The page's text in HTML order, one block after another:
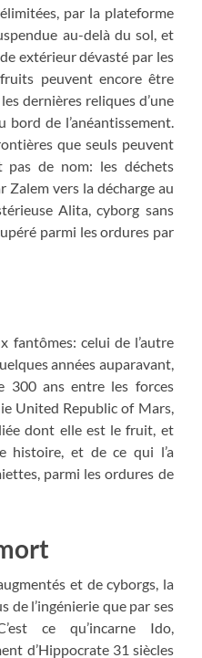
par la plateforme
au-delà du sol, et
extérieur dévasté par les
peuvent encore être
dernières reliques d’une
de l’anéantissement.
que seuls peuvent
pas de nom: les déchets
Zalem vers la décharge au
Alita, cyborg sans
parmi les ordures par
fantômes: celui de l’autre
années auparavant,
300 ans entre les forces
United Republic of Mars,
dont elle est le fruit, et
histoire, et de ce qui l’a
parmi les ordures de
et de cyborgs, la
de l’ingénierie que par ses
ce qu’incarne Ido,
d’Hippocrate 31 siècles